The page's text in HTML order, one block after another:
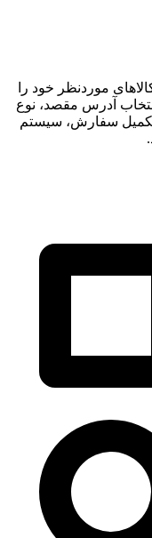
موردنظر خود را
آدرس مقصد، نوع
تکمیل سفارش، سیستم